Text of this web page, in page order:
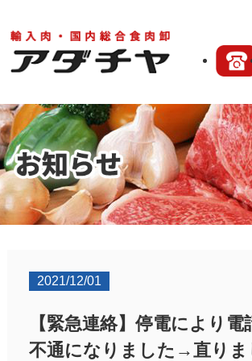
2021/12/01
【緊急連絡】停電により電
不通になりました→直りま